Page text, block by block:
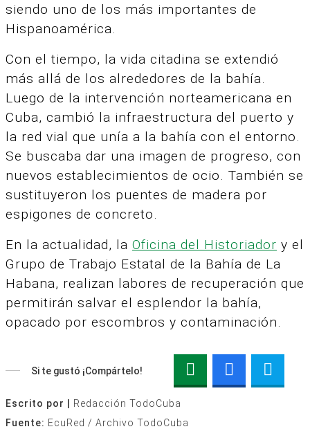
siendo uno de los más importantes de
Hispanoamérica.
Con el tiempo, la vida citadina se extendió
más allá de los alrededores de la bahía.
Luego de la intervención norteamericana en
Cuba, cambió la infraestructura del puerto y
la red vial que unía a la bahía con el entorno.
Se buscaba dar una imagen de progreso, con
nuevos establecimientos de ocio. También se
sustituyeron los puentes de madera por
espigones de concreto.
En la actualidad, la Oficina del Historiador y el
Grupo de Trabajo Estatal de la Bahía de La
Habana, realizan labores de recuperación que
permitirán salvar el esplendor la bahía,
opacado por escombros y contaminación.
Si te gustó ¡Compártelo!
Escrito por | Redacción TodoCuba
Fuente: EcuRed / Archivo TodoCuba